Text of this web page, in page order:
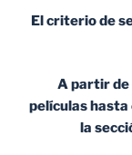
El criterio de
A partir de
películas hasta
la